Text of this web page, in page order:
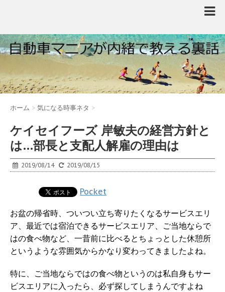
ホーム > 気になる時事ネタ >
ケイセイフーズ 岸敏夫の経営方針と
は…部長と支配人解雇の理由は
2019/08/14 2019/08/15
Pocket
お盆の帰省時、ついつい立ち寄りたくなるサービスエリ
ア、最近では宿泊できるサービスエリア、ご当地ならで
はの食べ物など、一昔前に比べるとちょっとした休憩所
というような雰囲気からかなり変わってきましたよね。
特に、ご当地ならではの食べ物というのは私自身もサー
ビスエリアに入ったら、必ず探してしまうんですよね